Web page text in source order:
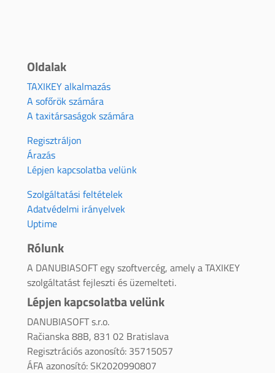
Oldalak
TAXIKEY alkalmazás
A sofőrök számára
A taxitársaságok számára
Regisztráljon
Árazás
Lépjen kapcsolatba velünk
Szolgáltatási feltételek
Adatvédelmi irányelvek
Uptime
Rólunk
A DANUBIASOFT egy szoftvercég, amely a TAXIKEY
szolgáltatást fejleszti és üzemelteti.
Lépjen kapcsolatba velünk
DANUBIASOFT s.r.o.
Račianska 88B, 831 02 Bratislava
Regisztrációs azonosító: 35715057
ÁFA azonosító: SK2020990807